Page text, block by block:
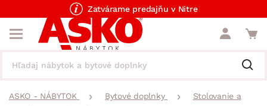
Zatvárame predajňu v Nitre
ASKO - NÁBYTOK Bytové doplnky
Stolovanie a